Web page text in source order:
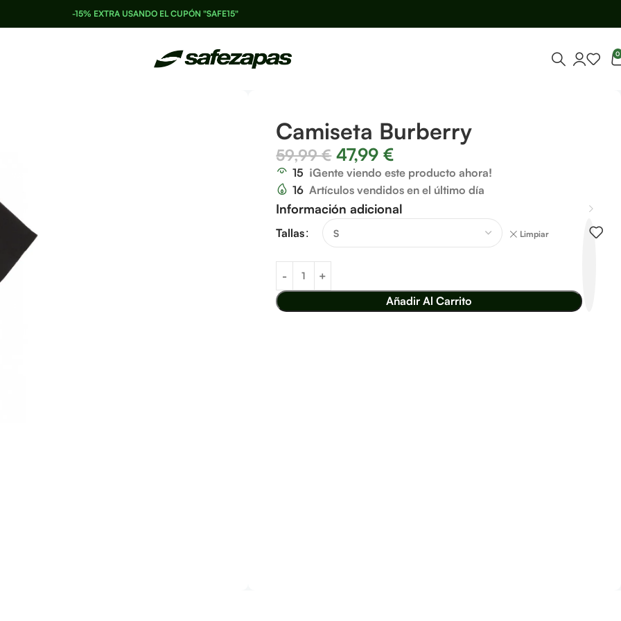
-15% EXTRA USANDO EL CUPÓN "SAFE15"
0
Camiseta Burberry
59,99€ 47,99€
15 ¡Gente viendo este producto ahora!
16 Artículos vendidos en el último día
Información adicional
Tallas Limpiar
Añadir Al Carrito